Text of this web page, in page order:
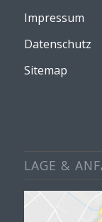
Impressum
Datenschutz
Sitemap
LAGE &